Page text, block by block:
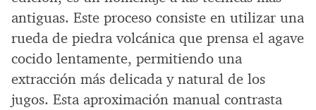
antiguas. Este proceso consiste en utilizar una
rueda de piedra volcánica que prensa el agave
cocido lentamente, permitiendo una
extracción más delicada y natural de los
jugos. Esta aproximación manual contrasta